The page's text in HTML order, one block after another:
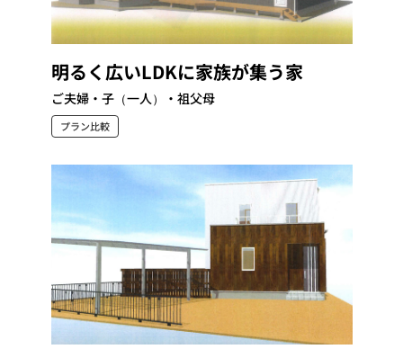
明るく広いLDKに家族が集う家
ご夫婦・子（一人）・祖父母
プラン比較